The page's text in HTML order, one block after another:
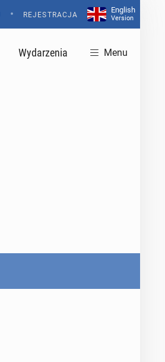
• REJESTRACJA
English
Version
Wydarzenia Menu